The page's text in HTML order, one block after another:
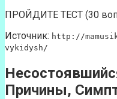
ПРОЙДИТЕ ТЕСТ (30
Источник: http://
vykidysh/
Причины,